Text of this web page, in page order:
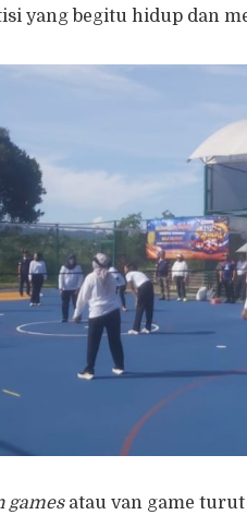
yang begitu hidup dan
gamesatau van game